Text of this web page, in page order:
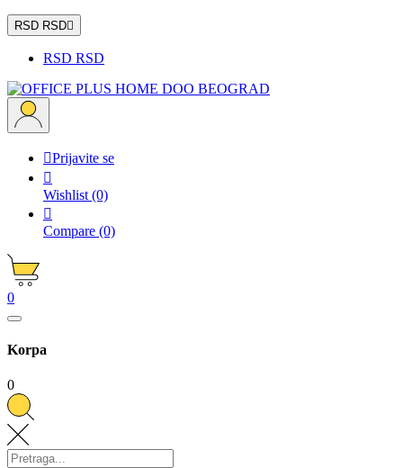
RSD RSD
RSD RSD
Prijavite se

Wishlist (0)

Compare (0)
0
Korpa
0